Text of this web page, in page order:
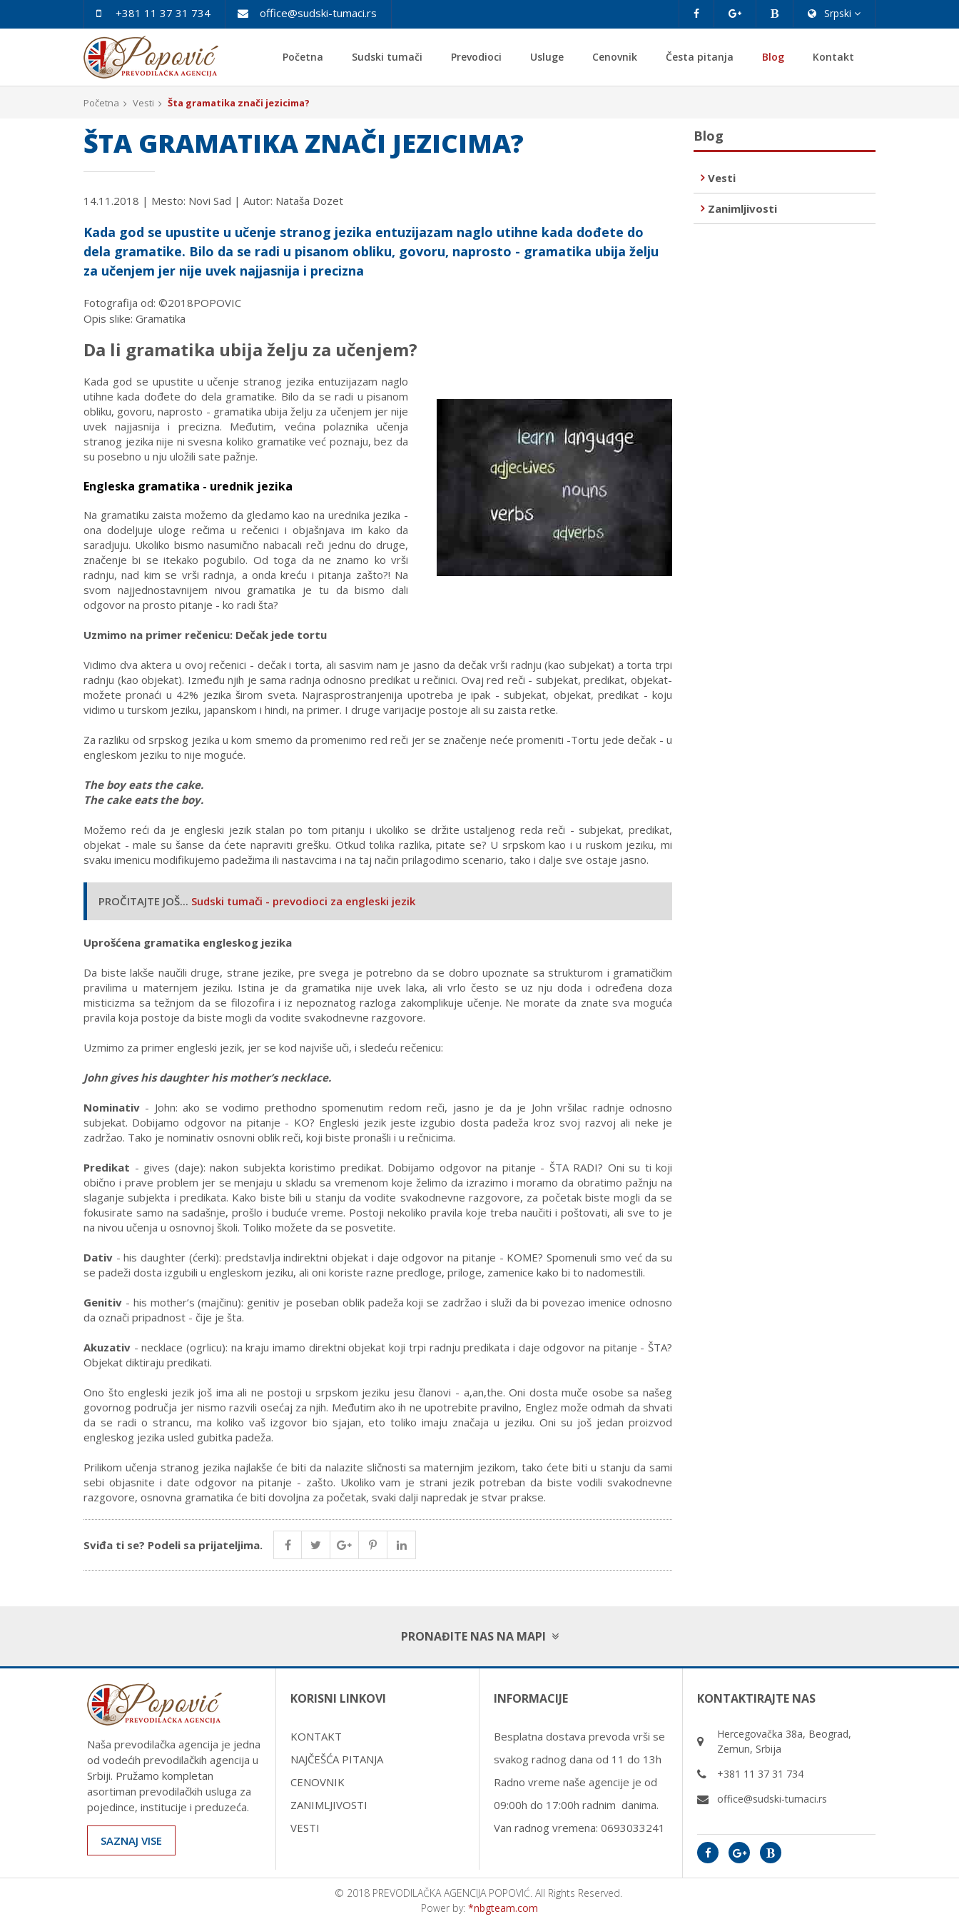
+381 11 37 31 734 office@sudski-tumaci.rs Srpski
Početna Sudski tumači Prevodioci Usluge Cenovnik Česta pitanja Blog Kontakt
Početna Vesti Šta gramatika znači jezicima?
ŠTA GRAMATIKA ZNAČI JEZICIMA?
14.11.2018 | Mesto: Novi Sad | Autor: Nataša Dozet
Kada god se upustite u učenje stranog jezika entuzijazam naglo utihne kada dođete do
dela gramatike. Bilo da se radi u pisanom obliku, govoru, naprosto - gramatika ubija želju
za učenjem jer nije uvek najjasnija i precizna
Fotografija od: ©2018POPOVIC
Opis slike: Gramatika
Da li gramatika ubija želju za učenjem?
Kada god se upustite u učenje stranog jezika entuzijazam naglo
utihne kada dođete do dela gramatike. Bilo da se radi u pisanom
obliku, govoru, naprosto - gramatika ubija želju za učenjem jer nije
uvek najjasnija i precizna. Međutim, većina polaznika učenja
stranog jezika nije ni svesna koliko gramatike već poznaju, bez da
su posebno u nju uložili sate pažnje.
Engleska gramatika - urednik jezika
Na gramatiku zaista možemo da gledamo kao na urednika jezika -
ona dodeljuje uloge rečima u rečenici i objašnjava im kako da
saradjuju. Ukoliko bismo nasumično nabacali reči jednu do druge,
značenje bi se itekako pogubilo. Od toga da ne znamo ko vrši
radnju, nad kim se vrši radnja, a onda kreću i pitanja zašto?! Na
svom najjednostavnijem nivou gramatika je tu da bismo dali
odgovor na prosto pitanje - ko radi šta?
Uzmimo na primer rečenicu: Dečak jede tortu
Vidimo dva aktera u ovoj rečenici - dečak i torta, ali sasvim nam je jasno da dečak vrši radnju (kao subjekat) a torta trpi
radnju (kao objekat). Između njih je sama radnja odnosno predikat u rečinici. Ovaj red reči - subjekat, predikat, objekat-
možete pronaći u 42% jezika širom sveta. Najrasprostranjenija upotreba je ipak - subjekat, objekat, predikat - koju
vidimo u turskom jeziku, japanskom i hindi, na primer. I druge varijacije postoje ali su zaista retke.
Za razliku od srpskog jezika u kom smemo da promenimo red reči jer se značenje neće promeniti -Tortu jede dečak - u
engleskom jeziku to nije moguće.
The boy eats the cake.
The cake eats the boy.
Možemo reći da je engleski jezik stalan po tom pitanju i ukoliko se držite ustaljenog reda reči - subjekat, predikat,
objekat - male su šanse da ćete napraviti grešku. Otkud tolika razlika, pitate se? U srpskom kao i u ruskom jeziku, mi
svaku imenicu modifikujemo padežima ili nastavcima i na taj način prilagodimo scenario, tako i dalje sve ostaje jasno.
PROČITAJTE JOŠ... Sudski tumači - prevodioci za engleski jezik
Uprošćena gramatika engleskog jezika
Da biste lakše naučili druge, strane jezike, pre svega je potrebno da se dobro upoznate sa strukturom i gramatičkim
pravilima u maternjem jeziku. Istina je da gramatika nije uvek laka, ali vrlo često se uz nju doda i određena doza
misticizma sa težnjom da se filozofira i iz nepoznatog razloga zakomplikuje učenje. Ne morate da znate sva moguća
pravila koja postoje da biste mogli da vodite svakodnevne razgovore.
Uzmimo za primer engleski jezik, jer se kod najviše uči, i sledeću rečenicu:
John gives his daughter his mother’s necklace.
Nominativ - John: ako se vodimo prethodno spomenutim redom reči, jasno je da je John vršilac radnje odnosno
subjekat. Dobijamo odgovor na pitanje - KO? Engleski jezik jeste izgubio dosta padeža kroz svoj razvoj ali neke je
zadržao. Tako je nominativ osnovni oblik reči, koji biste pronašli i u rečnicima.
Predikat - gives (daje): nakon subjekta koristimo predikat. Dobijamo odgovor na pitanje - ŠTA RADI? Oni su ti koji
obično i prave problem jer se menjaju u skladu sa vremenom koje želimo da izrazimo i moramo da obratimo pažnju na
slaganje subjekta i predikata. Kako biste bili u stanju da vodite svakodnevne razgovore, za početak biste mogli da se
fokusirate samo na sadašnje, prošlo i buduće vreme. Postoji nekoliko pravila koje treba naučiti i poštovati, ali sve to je
na nivou učenja u osnovnoj školi. Toliko možete da se posvetite.
Dativ - his daughter (ćerki): predstavlja indirektni objekat i daje odgovor na pitanje - KOME? Spomenuli smo već da su
se padeži dosta izgubili u engleskom jeziku, ali oni koriste razne predloge, priloge, zamenice kako bi to nadomestili.
Genitiv - his mother’s (majčinu): genitiv je poseban oblik padeža koji se zadržao i služi da bi povezao imenice odnosno
da označi pripadnost - čije je šta.
Akuzativ - necklace (ogrlicu): na kraju imamo direktni objekat koji trpi radnju predikata i daje odgovor na pitanje - ŠTA?
Objekat diktiraju predikati.
Ono što engleski jezik još ima ali ne postoji u srpskom jeziku jesu članovi - a,an,the. Oni dosta muče osobe sa našeg
govornog područja jer nismo razvili osećaj za njih. Međutim ako ih ne upotrebite pravilno, Englez može odmah da shvati
da se radi o strancu, ma koliko vaš izgovor bio sjajan, eto toliko imaju značaja u jeziku. Oni su još jedan proizvod
engleskog jezika usled gubitka padeža.
Prilikom učenja stranog jezika najlakše će biti da nalazite sličnosti sa maternjim jezikom, tako ćete biti u stanju da sami
sebi objasnite i date odgovor na pitanje - zašto. Ukoliko vam je strani jezik potreban da biste vodili svakodnevne
razgovore, osnovna gramatika će biti dovoljna za početak, svaki dalji napredak je stvar prakse.
Sviđa ti se? Podeli sa prijateljima.
Blog
Vesti
Zanimljivosti
PRONAĐITE NAS NA MAPI
Naša prevodilačka agencija je jedna
od vodećih prevodilačkih agencija u
Srbiji. Pružamo kompletan
asortiman prevodilačkih usluga za
pojedince, institucije i preduzeća.
SAZNAJ VISE
KORISNI LINKOVI
KONTAKT
NAJČEŠĆA PITANJA
CENOVNIK
ZANIMLJIVOSTI
VESTI
INFORMACIJE
Besplatna dostava prevoda vrši se
svakog radnog dana od 11 do 13h
Radno vreme naše agencije je od
09:00h do 17:00h radnim danima.
Van radnog vremena: 0693033241
KONTAKTIRAJTE NAS
Hercegovačka 38a, Beograd,
Zemun, Srbija
+381 11 37 31 734
office@sudski-tumaci.rs
© 2018 PREVODILAČKA AGENCIJA POPOVIĆ. All Rights Reserved.
Power by: *nbgteam.com